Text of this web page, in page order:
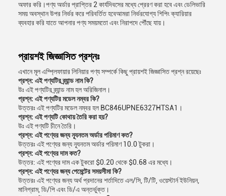
অফার করি।পণ্য অর্ডার প্রাপ্তির 2 কার্যদিবসের মধ্যে প্রেরণ করা হবে এবং ডেলিভারি
সময় অবস্থান উপর নির্ভর করে পরিবর্তিত হবেআমরা নির্ভরযোগ্য শিপিং ক্যারিয়ার
ব্যবহার করি যাতে আপনার পণ্য সময়মতো এবং নিরাপদে পৌঁছে যায়।
প্রায়শই জিজ্ঞাসিত প্রশ্নঃ
এখানে মূল এম্প্লিফায়ার লিনিয়ার পণ্য সম্পর্কে কিছু প্রায়শই জিজ্ঞাসিত প্রশ্ন রয়েছেঃ
প্রশ্ন: এই পণ্যটির ব্র্যান্ড নাম কি?
উঃ এই পণ্যটির ব্র্যান্ড নাম হল অরিজিনাল।
প্রশ্ন: এই পণ্যটির মডেল নম্বর কি?
উত্তরঃ এই পণ্যটির মডেল নম্বর হল BC846UPNE6327HTSA1।
প্রশ্ন: এই পণ্যটি কোথায় তৈরি করা হয়?
উঃ এই পণ্যটি চীনে তৈরি।
প্রশ্ন: এই পণ্যের জন্য ন্যূনতম অর্ডার পরিমাণ কত?
উত্তরঃ এই পণ্যের জন্য ন্যূনতম অর্ডার পরিমাণ 10.0 টুকরা।
প্রশ্ন: এই পণ্যের দাম কত?
উত্তর: এই পণ্যের দাম এক টুকরো $0.20 থেকে $0.68 এর মধ্যে।
প্রশ্ন: এই পণ্যের জন্য পেমেন্টের সময়সীমা কি?
উত্তরঃ এই পণ্যের জন্য অর্থ প্রদানের শর্তাদিতে এল/সি, টি/টি, ওয়েস্টার্ন ইউনিয়ন,
মানিগ্রাম, ডি/পি এবং ডি/এ অন্তর্ভুক্ত।